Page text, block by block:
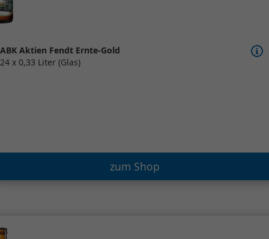
ABK Aktien Fendt Ernte-Gold
24 x 0,33 Liter (Glas)
zum Shop